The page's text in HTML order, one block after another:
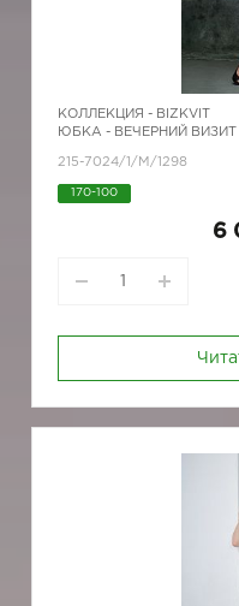
КОЛЛЕКЦИЯ - BIZKVIT
ЮБКА - ВЕЧЕРНИЙ ВИЗИТ
215-7024/1/M/1298
170-100
6